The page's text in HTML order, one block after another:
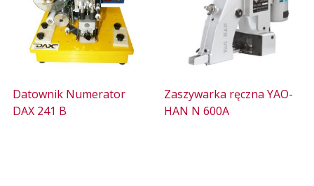
Datownik Numerator
DAX 241 B
Zaszywarka ręczna YAO-
HAN N 600A